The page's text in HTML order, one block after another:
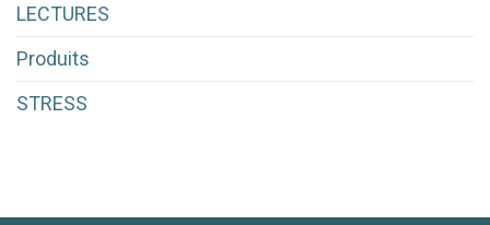
LECTURES
Produits
STRESS